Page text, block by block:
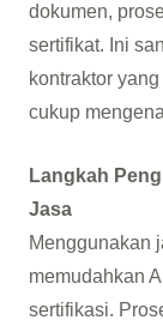
dokumen,
sertifikat. Ini
kontraktor
cukup
Langkah
Jasa
Menggunakan
memudahkan
sertifikasi.